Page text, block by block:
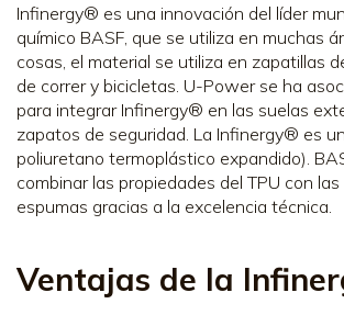
Infinergy® es una innovación del líder
químico BASF, que se utiliza en muchas
cosas, el material se utiliza en zapatillas
de correr y bicicletas. U-Power se ha
para integrar Infinergy® en las suelas
zapatos de seguridad. La Infinergy® es
poliuretano termoplástico expandido).
combinar las propiedades del TPU con
espumas gracias a la excelencia técnica.
Ventajas de la